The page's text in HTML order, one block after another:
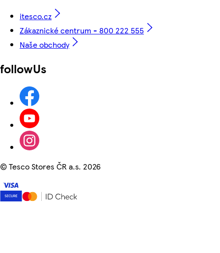
itesco.cz
Zákaznické centrum - 800 222 555
Naše obchody
followUs
©Tesco Stores ČR a.s. 2026